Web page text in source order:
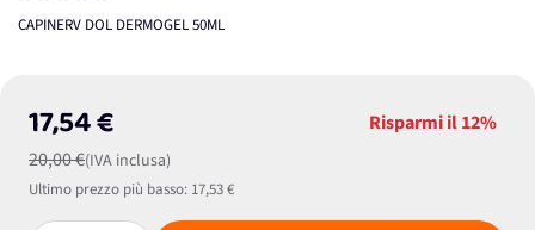
CAPINERV DOL DERMOGEL 50ML
17,54 €
20,00 €(IVA inclusa)
Risparmi il12%
Ultimo prezzo più basso: 17,53 €